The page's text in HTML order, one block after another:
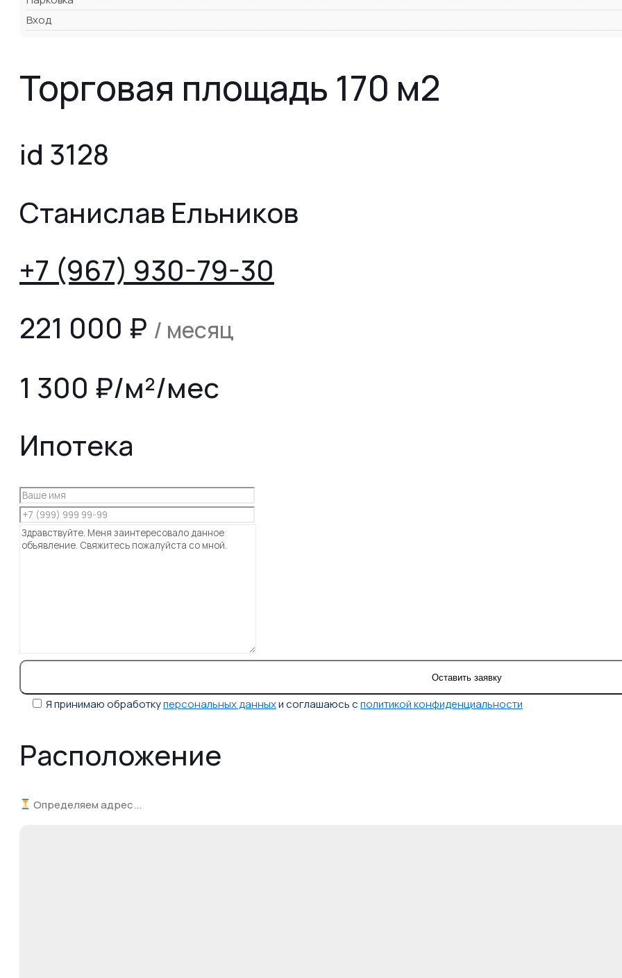
Вход
Торговая площадь 170 м2
id 3128
Станислав Ельников
+7 (967) 930-79-30
221 000 ₽ / месяц
1 300 ₽/м²/мес
Ипотека
Я принимаю обработкуперсональных данныхи соглашаюсь сполитикой конфиденциальности
Расположение
Определяем адрес...